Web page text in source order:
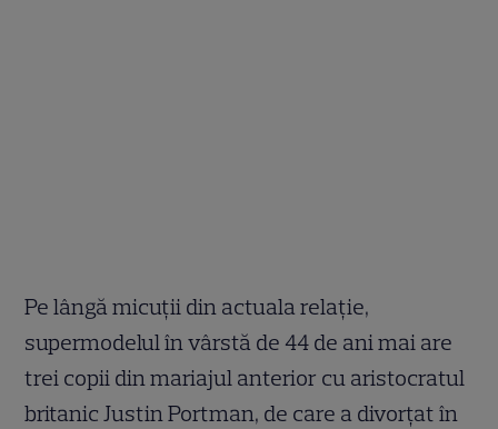
Pe lângă micuții din actuala relație,
supermodelul în vârstă de 44 de ani mai are
trei copii din mariajul anterior cu aristocratul
britanic Justin Portman, de care a divorțat în